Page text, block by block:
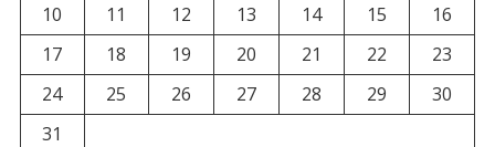
10
11 12 13 14 15
16
17
18 19 20 21 22
23
24
25 26 27 28 29
30
31